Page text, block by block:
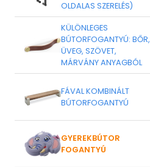
OLDALAS SZERELÉS)
KÜLÖNLEGES
BÚTORFOGANTYÚ: BŐR,
ÜVEG, SZÖVET,
MÁRVÁNY ANYAGBÓL
FÁVAL KOMBINÁLT
BÚTORFOGANTYÚ
GYEREKBÚTOR
FOGANTYÚ